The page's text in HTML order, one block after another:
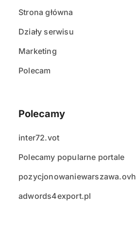
Strona główna
Działy serwisu
Marketing
Polecam
Polecamy
inter72.vot
Polecamy popularne portale
pozycjonowaniewarszawa.ovh
adwords4export.pl